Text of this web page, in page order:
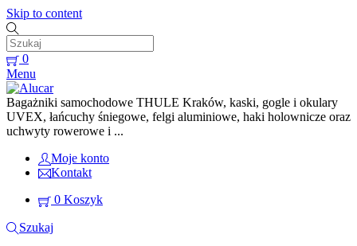
Skip to content
0
Menu
Bagażniki samochodowe THULE Kraków, kaski, gogle i okulary
UVEX, łańcuchy śniegowe, felgi aluminiowe, haki holownicze oraz
uchwyty rowerowe i ...
Moje konto
Kontakt
0 Koszyk
Szukaj